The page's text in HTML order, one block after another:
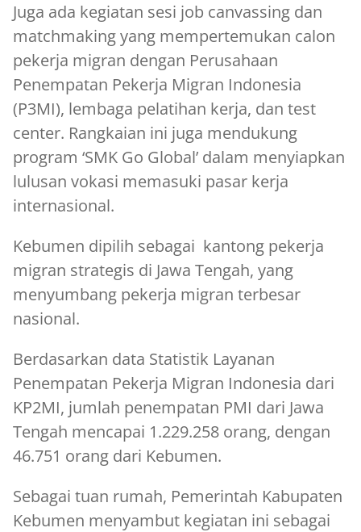
Juga ada kegiatan sesi job canvassing dan
matchmaking yang mempertemukan calon
pekerja migran dengan Perusahaan
Penempatan Pekerja Migran Indonesia
(P3MI), lembaga pelatihan kerja, dan test
center. Rangkaian ini juga mendukung
program ‘SMK Go Global’ dalam menyiapkan
lulusan vokasi memasuki pasar kerja
internasional.
Kebumen dipilih sebagai kantong pekerja
migran strategis di Jawa Tengah, yang
menyumbang pekerja migran terbesar
nasional.
Berdasarkan data Statistik Layanan
Penempatan Pekerja Migran Indonesia dari
KP2MI, jumlah penempatan PMI dari Jawa
Tengah mencapai 1.229.258 orang, dengan
46.751 orang dari Kebumen.
Sebagai tuan rumah, Pemerintah Kabupaten
Kebumen menyambut kegiatan ini sebagai